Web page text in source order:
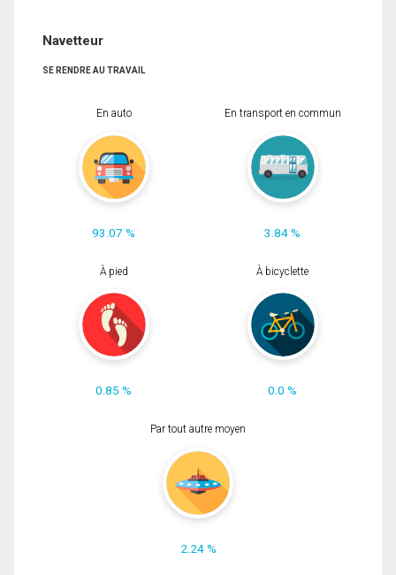
Navetteur
SE RENDRE AU TRAVAIL
En auto
93.07 %
En transport en commun
3.84 %
À pied
0.85 %
À bicyclette
0.0 %
Par tout autre moyen
2.24 %